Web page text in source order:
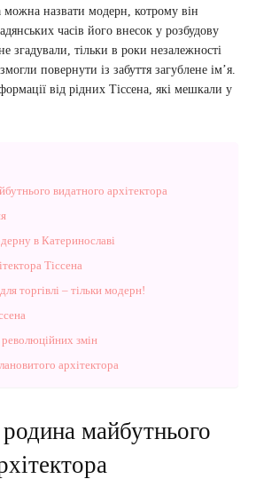
можна назвати модерн, котрому він
часів його внесок у розбудову
згадували, тільки в роки незалежності
повернути із забуття загублене ім’я.
від рідних Тіссена, які мешкали у
видатного архітектора
в Катеринославі
Тіссена
торгівлі – тільки модерн!
змін
архітектора
майбутнього